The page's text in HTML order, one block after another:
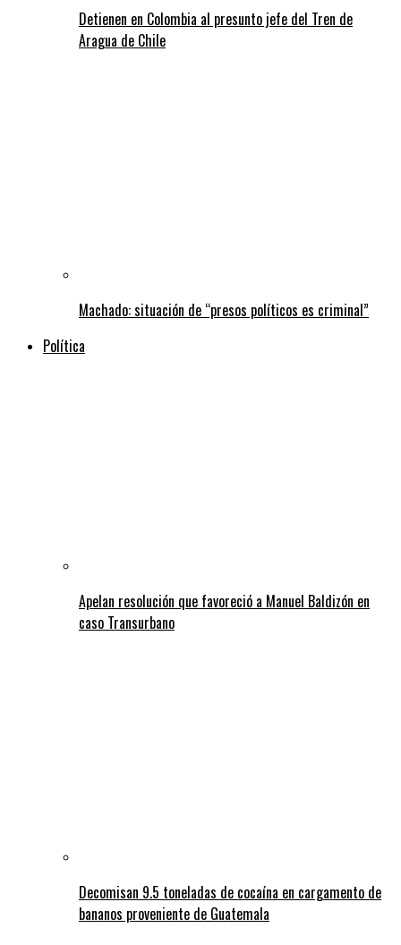
Detienen en Colombia al presunto jefe del Tren de
Aragua de Chile
Machado: situación de “presos políticos es criminal”
Política
Apelan resolución que favoreció a Manuel Baldizón en
caso Transurbano
Decomisan 9.5 toneladas de cocaína en cargamento de
bananos proveniente de Guatemala